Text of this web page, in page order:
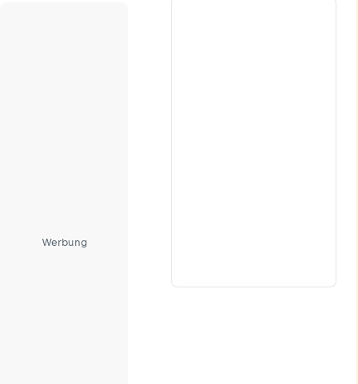
Werbung